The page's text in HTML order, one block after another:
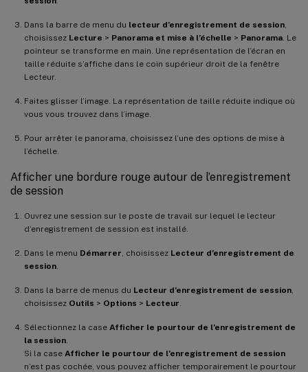
Dans la barre de menu du lecteur d’enregistrement de session
choisissez Lecture > Panorama et mise à l’échelle > Panorama . Le
pointeur se transforme en main. Une représentation de l’écran en
taille réduite s’affiche dans le coin supérieur droit de la fenêtre
Lecteur.
Faites glisser l’image. La représentation de taille réduite indique où
vous vous trouvez dans l’image.
Pour arrêter le panorama, choisissez l’une des options de mise à
l’échelle.
Afficher une bordure rouge autour de l’enregistrement
de session
Ouvrez une session sur le poste de travail sur lequel le lecteur
d’enregistrement de session est installé.
Dans le menu Démarrer , choisissez Lecteur d’enregistrement de
session
Dans la barre de menus du Lecteur d’enregistrement de session
choisissez Outils > Options > Lecteur
Sélectionnez la case Afficher le pourtour de l’enregistrement de
la session
Si la case Afficher le pourtour de l’enregistrement de session
n’est pas cochée, vous pouvez afficher temporairement le pourtour